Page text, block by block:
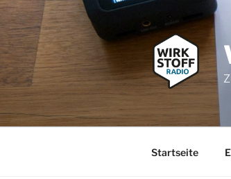
Zum
Inhalt
springen
Startseite